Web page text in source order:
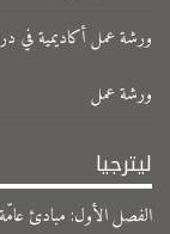
ورشة عمل أكاديمية في
ورشة عمل
ليترجيا
الفصل الأول: مبادئ عامّة